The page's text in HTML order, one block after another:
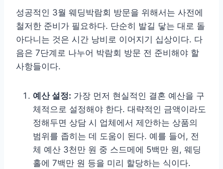
성공적인 3월 웨딩박람회 방문을 위해서는 사전에
철저한 준비가 필요하다. 단순히 발길 닿는 대로 돌
아다니는 것은 시간 낭비로 이어지기 십상이다. 다
음은 7단계로 나누어 박람회 방문 전 준비해야 할
사항들이다.
예산 설정: 가장 먼저 현실적인 결혼 예산을 구
체적으로 설정해야 한다. 대략적인 금액이라도
정해두면 상담 시 업체에서 제안하는 상품의
범위를 좁히는 데 도움이 된다. 예를 들어, 전
체 예산 3천만 원 중 스드메에 5백만 원, 웨딩
홀에 7백만 원 등을 미리 할당하는 식이다.